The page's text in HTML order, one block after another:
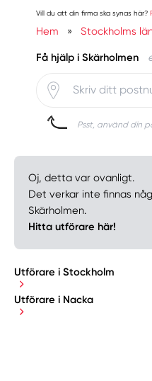
Vill du att din firma ska synas här?
Hem » Stockholms
Få hjälp i Skärholmen
Psst, använd din
Oj, detta var ovanligt.
Det verkar inte finnas
Skärholmen.
Hitta utförare här!
Utförare i Stockholm
Utförare i Nacka